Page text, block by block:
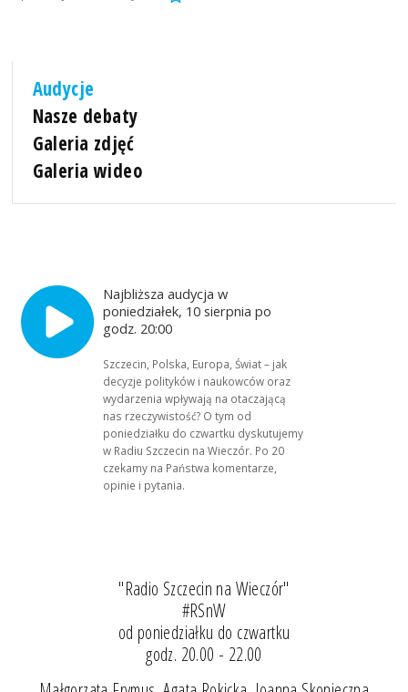
Audycje
Nasze debaty
Galeria zdjęć
Galeria wideo
Najbliższa audycja w
poniedziałek, 10 sierpnia po
godz. 20:00
Szczecin, Polska, Europa, Świat – jak
decyzje polityków i naukowców oraz
wydarzenia wpływają na otaczającą
nas rzeczywistość? O tym od
poniedziałku do czwartku dyskutujemy
w Radiu Szczecin na Wieczór. Po 20
czekamy na Państwa komentarze,
opinie i pytania.
"Radio Szczecin na Wieczór"
#RSnW
od poniedziałku do czwartku
godz. 20.00 - 22.00